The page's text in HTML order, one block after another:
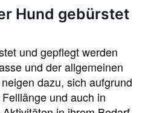
Hund gebürstet
und gepflegt werden
und der allgemeinen
dazu, sich aufgrund
und auch in